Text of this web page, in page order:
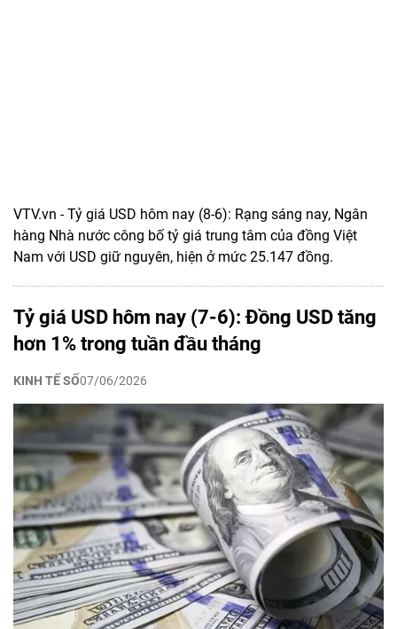
VTV.vn - Tỷ giá USD hôm nay (8-6): Rạng sáng nay, Ngân
hàng Nhà nước công bố tỷ giá trung tâm của đồng Việt
Nam với USD giữ nguyên, hiện ở mức 25.147 đồng.
Tỷ giá USD hôm nay (7-6): Đồng USD tăng
hơn 1% trong tuần đầu tháng
KINH TẾ SỐ07/06/2026